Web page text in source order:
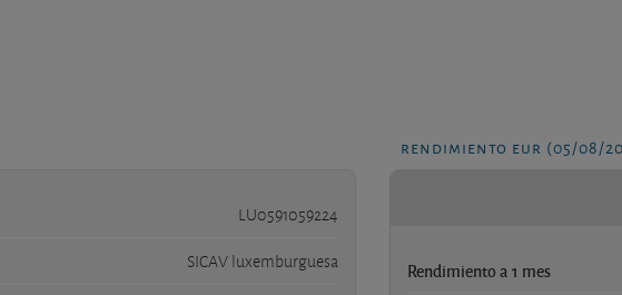
LU0591059224
SICAV luxemburguesa
rendimiento eur (05/08/
Rendimiento a 1 mes